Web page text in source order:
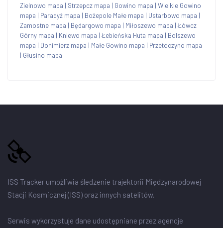
Zielnowo mapa | Strzepcz mapa | Gowino mapa | Wielkie Gowino
mapa | Paradyż mapa | Bożepole Małe mapa | Ustarbowo mapa |
Zamostne mapa | Będargowo mapa | Miłoszewo mapa | Łówcz
Górny mapa | Kniewo mapa | Łebieńska Huta mapa | Bolszewo
mapa | Donimierz mapa | Małe Gowino mapa | Przetoczyno mapa
| Głusino mapa
ISS Tracker umożliwia śledzenie trajektorii Międzynarodowej
Stacji Kosmicznej (ISS) oraz innych satelitów.
Serwis wykorzystuje dane udostępniane przez agencje